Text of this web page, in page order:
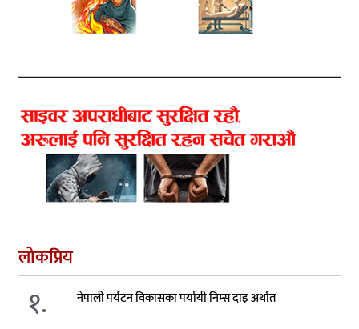
लोकप्रिय
१. नेपाली पर्यटन विकासका पर्यायी निम्स दाइ अर्थात